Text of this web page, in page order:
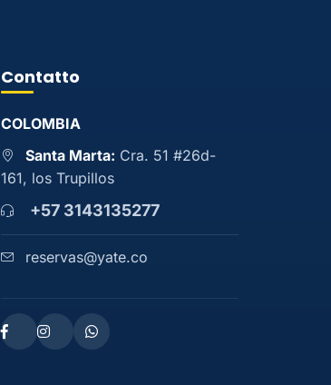
Contatto
COLOMBIA
Santa Marta: Cra. 51 #26d-
161, los Trupillos
+57 3143135277
reservas@yate.co